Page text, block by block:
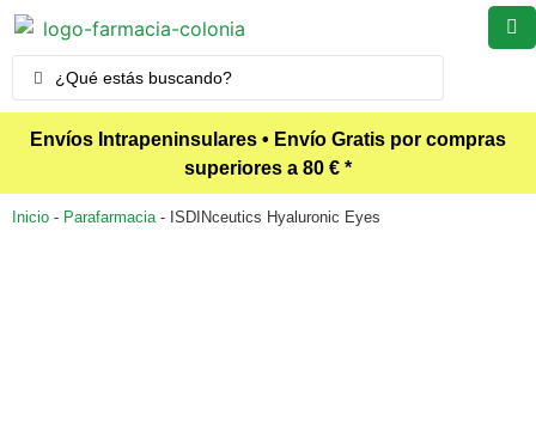
Envíos Intrapeninsulares • Envío Gratis por compras
superiores a 80 € *
Inicio - Parafarmacia - ISDINceutics Hyaluronic Eyes